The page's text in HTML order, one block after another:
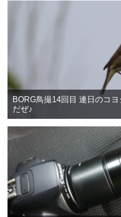
BORG鳥撮14回目 連日のコ
だぜ♪